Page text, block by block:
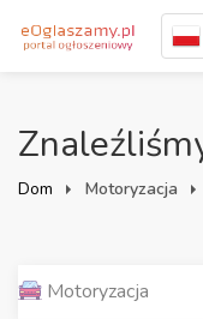
Dom Motoryzacja
Motoryzacja